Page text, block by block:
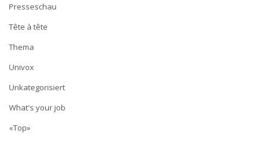
Presseschau
Tête à tête
Thema
Univox
Unkategorisiert
What's your job
«Top»